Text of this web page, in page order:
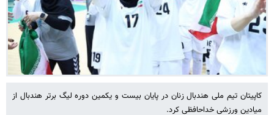
کاپیتان تیم ملی هندبال زنان در پایان بیست و یکمین دوره لیگ برتر هندبال از
میادین ورزشی خداحافظی کرد.